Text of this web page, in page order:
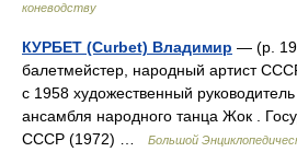
коневодству
КУРБЕТ (Curbet) Владимир — (р.
балетмейстер, народный артист
с 1958 художественный
ансамбля народного танца Жок .
СССР (1972) …
Большой